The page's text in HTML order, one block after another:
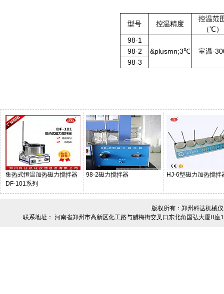
型号 控温精度
控温范
（℃）
98-1
&plusmn;3℃
室温-
98-2
98-3
集热式恒温加热磁力搅拌器
DF-101系列
98-2磁力搅拌器 HJ-6型磁力加热搅拌
版权所有：郑州科达机械
联系地址： 河南省郑州市高新区化工路与腊梅街交叉口东北角国弘大厦